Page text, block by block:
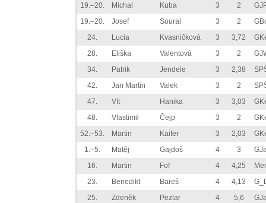
19.–20.
Michal Kuba 3 2
19.–20.
Josef Soural 3 2
24.
Lucia Kvasničková 3 3,72
28.
Eliška Valentová 3 2
34.
Patrik Jendele 3 2,38
42.
Jan Martin Valek 3 2
47.
Vít Hanika 3 3,03
48.
Vlastimil Čejp 3 2
52.–53.
Martin Kaifer 3 2,03
1.–5.
Matěj Gajdoš 4 3
16.
Martin Fof 4 4,25
23.
Benedikt Bareš 4 4,13
25.
Zdeněk Pezlar 4 5,6